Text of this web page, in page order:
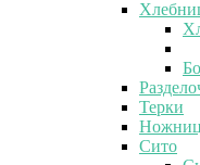
Терки
Сито